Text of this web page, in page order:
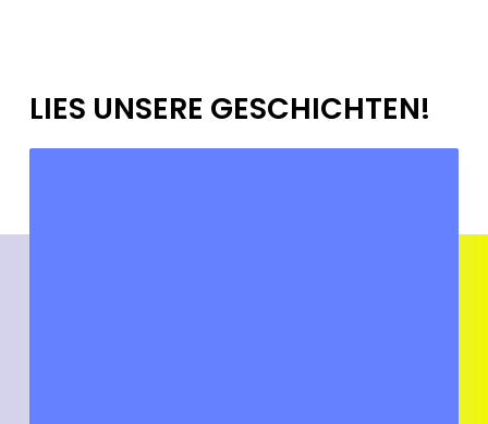
LIES UNSERE GESCHICHTEN!